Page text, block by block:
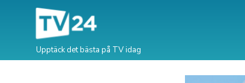
Upptäck det bästa på TV idag